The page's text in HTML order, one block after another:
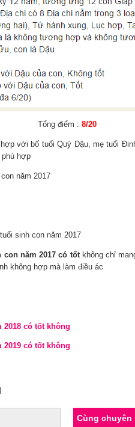
Tổng điểm : 8/20
với bố tuổi Quý Dậu, mẹ tuổi
phù hợp
năm 2017
sinh con năm 2017
con năm 2017 có tốtkhông chỉ
không hợp mà làm điều ác
2018 có tốt không
2019 có tốt không
Cùng chuyên